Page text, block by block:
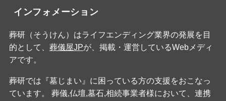
インフォメーション
葬研（そうけん）はライフエンディング業界の発展を目
的として、 葬儀屋JPが、掲載・運営しているWebメディ
アです。
葬研では『墓じまい』に困っている方の支援をおこなっ
ています。 葬儀,仏壇,墓石,相続事業者様において、連携